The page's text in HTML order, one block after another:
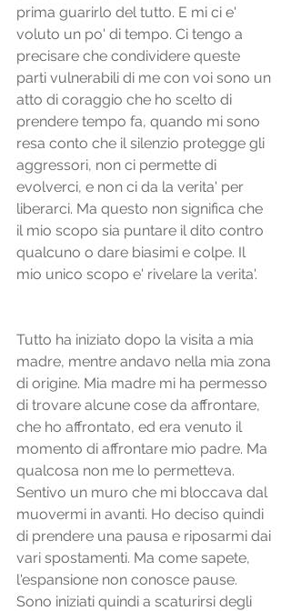
prima guarirlo del tutto. E mi ci e'
voluto un po' di tempo. Ci tengo a
precisare che condividere queste
parti vulnerabili di me con voi sono un
atto di coraggio che ho scelto di
prendere tempo fa, quando mi sono
resa conto che il silenzio protegge gli
aggressori, non ci permette di
evolverci, e non ci da la verita' per
liberarci. Ma questo non significa che
il mio scopo sia puntare il dito contro
qualcuno o dare biasimi e colpe. Il
mio unico scopo e' rivelare la verita'.
Tutto ha iniziato dopo la visita a mia
madre, mentre andavo nella mia zona
di origine. Mia madre mi ha permesso
di trovare alcune cose da affrontare,
che ho affrontato, ed era venuto il
momento di affrontare mio padre. Ma
qualcosa non me lo permetteva.
Sentivo un muro che mi bloccava dal
muovermi in avanti. Ho deciso quindi
di prendere una pausa e riposarmi dai
vari spostamenti. Ma come sapete,
l'espansione non conosce pause.
Sono iniziati quindi a scaturirsi degli